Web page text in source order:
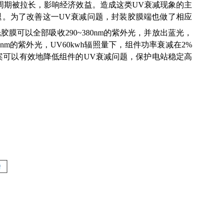
被拉长，影响经济效益。造成这类UV衰减现象的主
为了改善这一UV衰减问题，封装胶膜端也做了相应
膜可以全部吸收290~380nm的紫外光，并放出蓝光，
的紫外光，UV60kwh辐照量下，组件功率衰减在2%
以有效地降低组件的UV衰减问题，保护电站稳定高